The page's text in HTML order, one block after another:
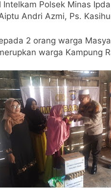
Polsek Minas
Andri Azmi, Ps.
2 orang warga
warga Kampung